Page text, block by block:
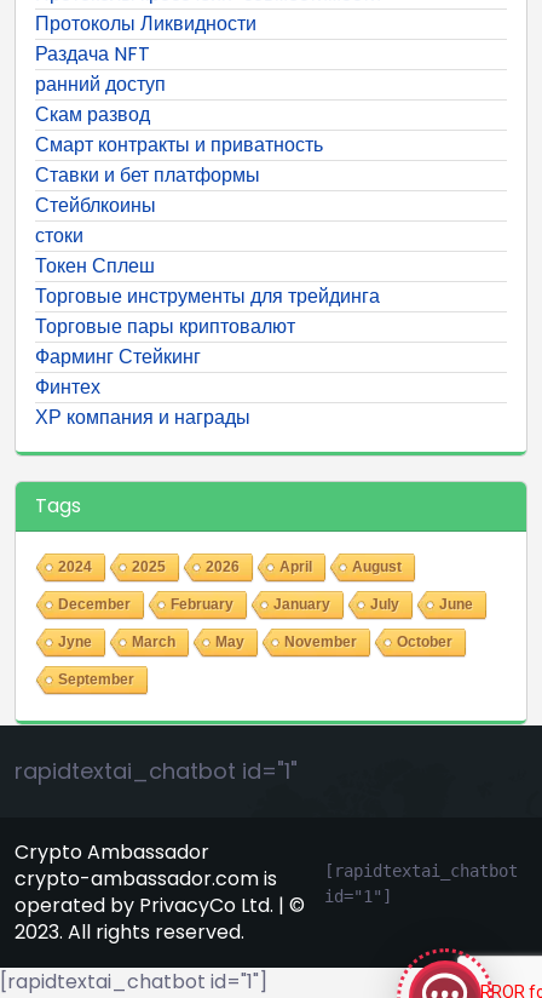
Протоколы Ликвидности
Раздача NFT
ранний доступ
Скам развод
Смарт контракты и приватность
Ставки и бет платформы
Стейблкоины
стоки
Токен Сплеш
Торговые инструменты для трейдинга
Торговые пары криптовалют
Фарминг Стейкинг
Финтех
ХР компания и награды
Tags
2024 2025 2026 April August
December February January July June
Jyne March May November October
September
rapidtextai_chatbot id="1"
Crypto Ambassador
crypto-ambassador.com is
operated by PrivacyCo Ltd. | ©
2023. All rights reserved.
[rapidtextai_chatbot
id="1"]
GeekyBot
[rapidtextai_chatbot id="1"]